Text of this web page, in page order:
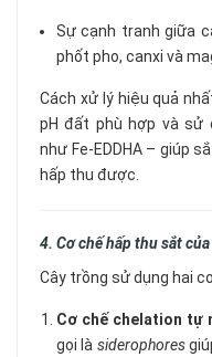
Sự cạnh tranh giữa
phốt pho, canxi và
Cách xử lý hiệu quả
pH đất phù hợp và sử
như Fe-EDDHA – giúp
hấp thu được.
4. Cơ chế hấp thu sắt
Cây trồng sử dụng hai
Cơ chế chelation tự
gọi là siderophores